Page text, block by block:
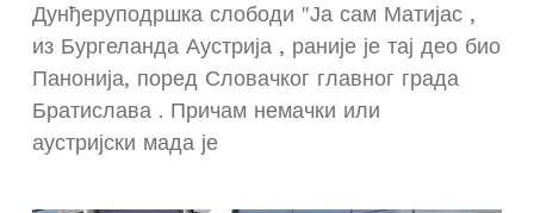
Дунђеруподршка слободи "Ја сам Матијас ,
из Бургеланда Аустрија , раније је тај део био
Панонија, поред Словачког главног града
Братислава . Причам немачки или
аустријски мада је